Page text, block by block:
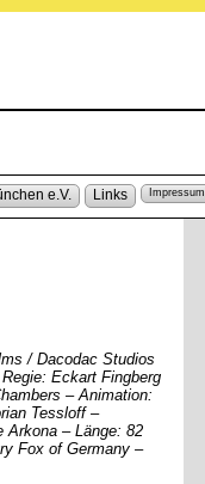
e.V. Links Impressum
/ Dacodac Studios
Eckart Fingberg
– Animation:
Tessloff –
Arkona – Länge: 82
Fox of Germany –